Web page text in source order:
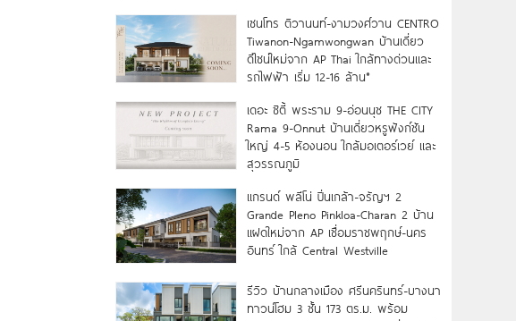
เซนโทร ติวานนท์-งามวงศ์วาน CENTRO
Tiwanon-Ngamwongwan บ้านเดี่ยว
ดีไซน์ใหม่จาก AP Thai ใกล้ทางด่วนและ
รถไฟฟ้า เริ่ม 12-16 ล้าน*
เดอะ ซิตี้ พระราม 9-อ่อนนุช THE CITY
Rama 9-Onnut บ้านเดี่ยวหรูฟังก์ชัน
ใหญ่ 4-5 ห้องนอน ใกล้มอเตอร์เวย์ และ
สุวรรณภูมิ
แกรนด์ พลีโน่ ปิ่นเกล้า-จรัญฯ 2
Grande Pleno Pinkloa-Charan 2 บ้าน
แฝดใหม่จาก AP เชื่อมราชพฤกษ์-นคร
อินทร์ ใกล้ Central Westville
รีวิว บ้านกลางเมือง ศรีนครินทร์-บางนา
ทาวน์โฮม 3 ชั้น 173 ตร.ม. พร้อม